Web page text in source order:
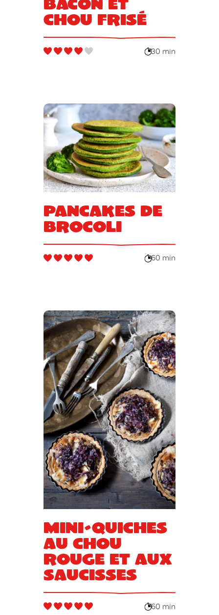
chou frisé
30 min
Pancakes de
brocoli
60 min
Mini-quiches
au chou
rouge et aux
saucisses
60 min